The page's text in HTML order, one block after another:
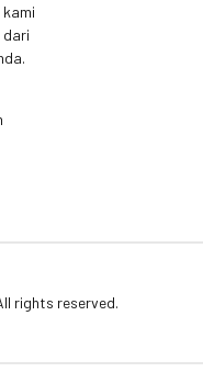
dari
rights reserved.